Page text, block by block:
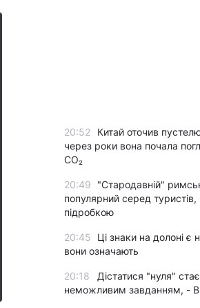
20:52
Китай оточив
через роки вона почала
CO₂
20:49
"Стародавній"
популярний серед туристів,
підробкою
20:45
Ці знаки на долоні є
вони означають
20:18
Дістатися "нуля"
неможливим завданням, -